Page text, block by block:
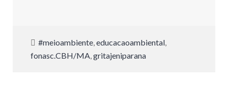
#meioambiente,educacaoambiental,
fonasc.CBH/MA,gritajeniparana